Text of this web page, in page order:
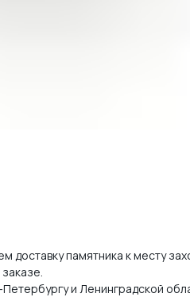
доставку памятника к месту
и Ленинградской